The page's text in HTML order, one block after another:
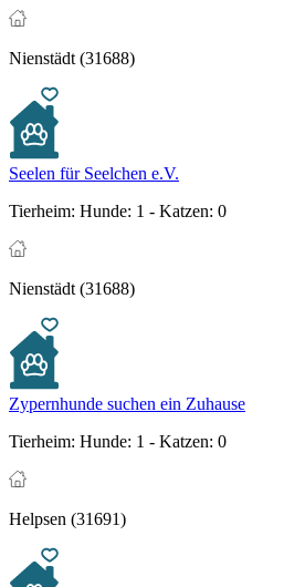
Nienstädt (31688)
Seelen für Seelchen e.V.
Tierheim: Hunde: 1 - Katzen: 0
Nienstädt (31688)
Zypernhunde suchen ein Zuhause
Tierheim: Hunde: 1 - Katzen: 0
Helpsen (31691)